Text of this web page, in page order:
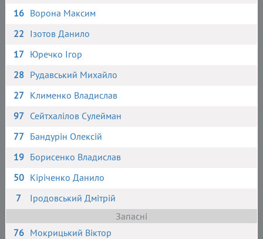
16 Ворона Максим
22 Ізотов Данило
17 Юречко Ігор
28 Рудавський Михайло
27 Клименко Владислав
97 Сейтхалілов Сулейман
77 Бандурін Олексій
19 Борисенко Владислав
50 Кіріченко Данило
7
Іродовський Дмітрій
Запасні
76 Мокрицький Віктор